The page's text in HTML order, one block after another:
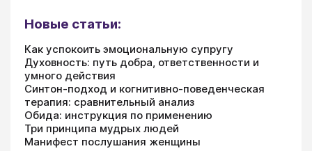
Новые статьи:
Как успокоить эмоциональную супругу
Духовность: путь добра, ответственности и
умного действия
Синтон-подход и когнитивно-поведенческая
терапия: сравнительный анализ
Обида: инструкция по применению
Три принципа мудрых людей
Манифест послушания женщины